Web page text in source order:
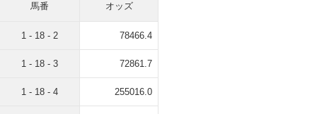
馬番 オッズ
1 - 18 - 2 78466.4
1 - 18 - 3 72861.7
1 - 18 - 4 255016.0